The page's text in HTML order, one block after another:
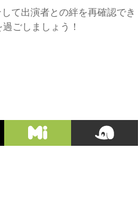
て出演者との絆を再確認でき
ごしましょう！